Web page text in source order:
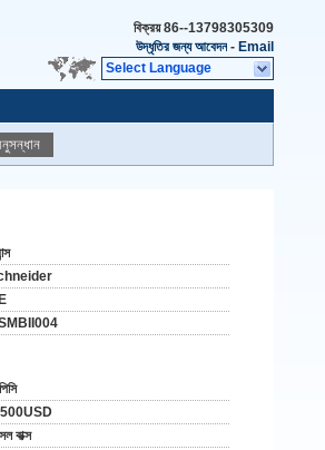
বিক্রয়86--13798305309
উদ্ধৃতির জন্য আবেদন - Email
Select Language
বাক্স